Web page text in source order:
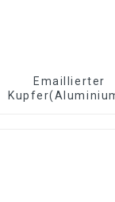
Emaillierter